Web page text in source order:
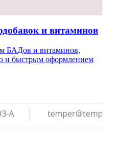
и витаминов
БАДов и витаминов,
и быстрым оформлением